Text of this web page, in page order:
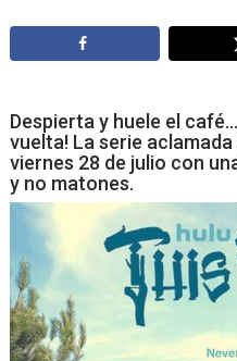
Despierta y huele el
vuelta! La serie
viernes 28 de julio con
y no matones.